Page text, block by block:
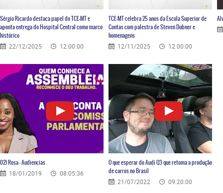
Sérgio Ricardo destaca papel do TCE-MT e
aponta entrega do Hospital Central como marco
histórico
22/12/2025 12:00:00
TCE-MT celebra 25 anos da Escola Superior de
Contas com palestra de Steven Dubner e
homenagens
12/11/2025 12:00:00
02) Rosa – Audiencias
18/01/2019 08:05:36
O que esperar do Audi Q3 que retoma a produção
de carros no Brasil
21/07/2022 09:20:00